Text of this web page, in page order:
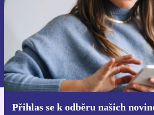
Přihlas se k odběru našich
Chci voucher
Informace o použití osobních údajů najdeš v našich
Zásadách ochrany osobních údajů.
Stáhni si aplikaci